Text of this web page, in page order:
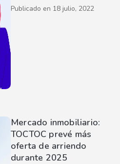
Publicado en 18 julio, 2022
Mercado inmobiliario:
TOCTOC prevé más
oferta de arriendo
durante 2025